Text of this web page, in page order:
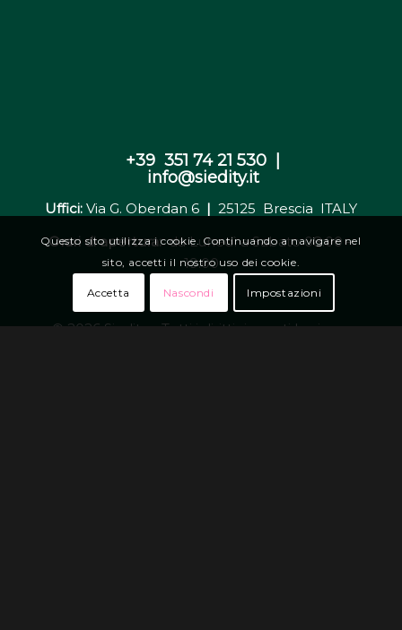
+39 351 74 21 530 |
info@siedity.it
Uffici: Via G. Oberdan 6 | 25125 Brescia ITALY
Orari di apertura:da Lunedì a Sabato 08:00 –
19:00
–
© 2026 Siedity – Tutti i diritti riservati |privacy
Questo sito utilizza i cookie. Continuando a navigare nel
sito, accetti il nostro uso dei cookie.
Accetta Nascondi Impostazioni